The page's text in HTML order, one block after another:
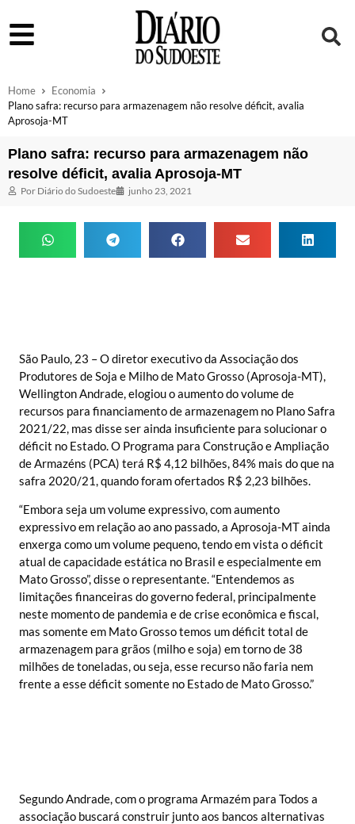
Home
Economia
Plano safra: recurso para armazenagem não resolve déficit, avalia
Aprosoja-MT
Plano safra: recurso para armazenagem não
resolve déficit, avalia Aprosoja-MT
Por Diário do Sudoeste junho 23, 2021
São Paulo, 23 – O diretor executivo da Associação dos
Produtores de Soja e Milho de Mato Grosso (Aprosoja-MT),
Wellington Andrade, elogiou o aumento do volume de
recursos para financiamento de armazenagem no Plano Safra
2021/22, mas disse ser ainda insuficiente para solucionar o
déficit no Estado. O Programa para Construção e Ampliação
de Armazéns (PCA) terá R$ 4,12 bilhões, 84% mais do que na
safra 2020/21, quando foram ofertados R$ 2,23 bilhões.
“Embora seja um volume expressivo, com aumento
expressivo em relação ao ano passado, a Aprosoja-MT ainda
enxerga como um volume pequeno, tendo em vista o déficit
atual de capacidade estática no Brasil e especialmente em
Mato Grosso”, disse o representante. “Entendemos as
limitações financeiras do governo federal, principalmente
neste momento de pandemia e de crise econômica e fiscal,
mas somente em Mato Grosso temos um déficit total de
armazenagem para grãos (milho e soja) em torno de 38
milhões de toneladas, ou seja, esse recurso não faria nem
frente a esse déficit somente no Estado de Mato Grosso.”
Segundo Andrade, com o programa Armazém para Todos a
associação buscará construir junto aos bancos alternativas